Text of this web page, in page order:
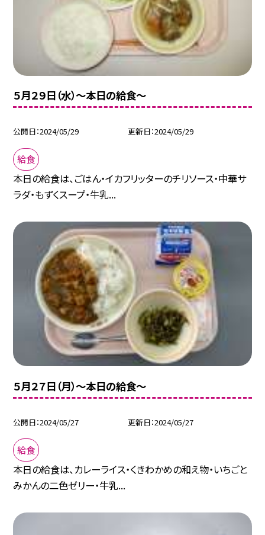
５月２９日（水）〜本日の給食〜
公開日 2024/05/29 更新日 2024/05/29
給食
本日の給食は、ごはん・イカフリッターのチリソース・中華サ
ラダ・もずくスープ・牛乳...
５月２７日（月）〜本日の給食〜
公開日 2024/05/27 更新日 2024/05/27
給食
本日の給食は、カレーライス・くきわかめの和え物・いちごと
みかんの二色ゼリー・牛乳...